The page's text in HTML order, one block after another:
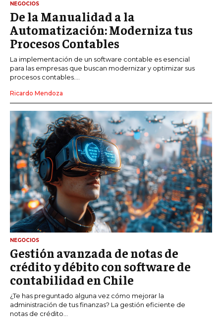
NEGOCIOS
De la Manualidad a la
Automatización: Moderniza tus
Procesos Contables
La implementación de un software contable es esencial
para las empresas que buscan modernizar y optimizar sus
procesos contables....
Ricardo Mendoza
NEGOCIOS
Gestión avanzada de notas de
crédito y débito con software de
contabilidad en Chile
¿Te has preguntado alguna vez cómo mejorar la
administración de tus finanzas? La gestión eficiente de
notas de crédito...